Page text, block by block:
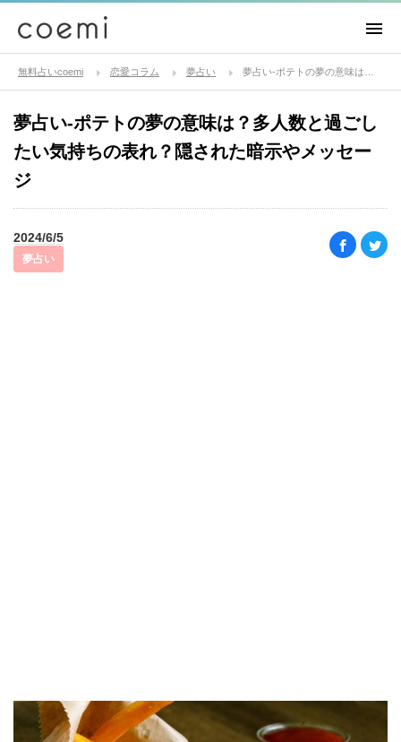
無料占いcoemi 恋愛コラム 夢占い
夢占い-ポテトの夢の意味は？多人数と過ごし
たい気持ちの表れ？隠された暗示やメッセー
ジ
2024/6/5
夢占い